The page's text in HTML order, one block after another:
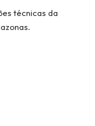
técnicas da